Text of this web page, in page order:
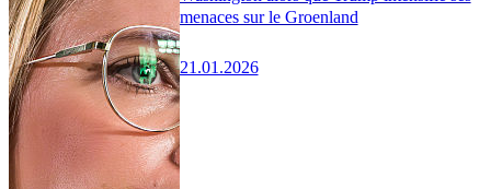
menaces sur le Groenland
21.01.2026